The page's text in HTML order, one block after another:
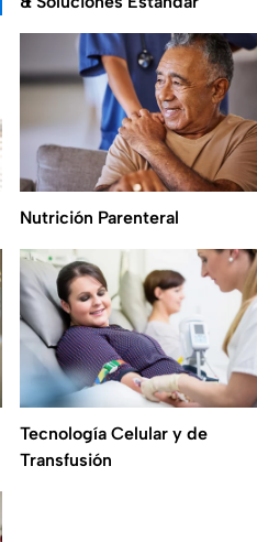
Nutrición Parenteral
Tecnología Celular y de
Transfusión